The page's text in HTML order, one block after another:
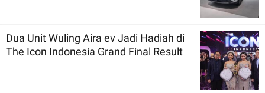
Dua Unit Wuling Aira ev Jadi Hadiah di
The Icon Indonesia Grand Final Result